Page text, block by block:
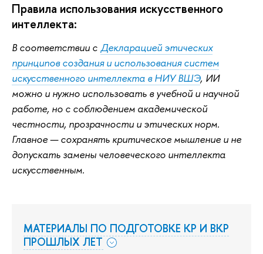
Правила использования искусственного
интеллекта:
В соответствии с Декларацией этических
принципов создания и использования систем
искусственного интеллекта в НИУ ВШЭ, ИИ
можно и нужно использовать в учебной и научной
работе, но с соблюдением академической
честности, прозрачности и этических норм.
Главное — сохранять критическое мышление и не
допускать замены человеческого интеллекта
искусственным.
МАТЕРИАЛЫ ПО ПОДГОТОВКЕ КР И ВКР
ПРОШЛЫХ ЛЕТ